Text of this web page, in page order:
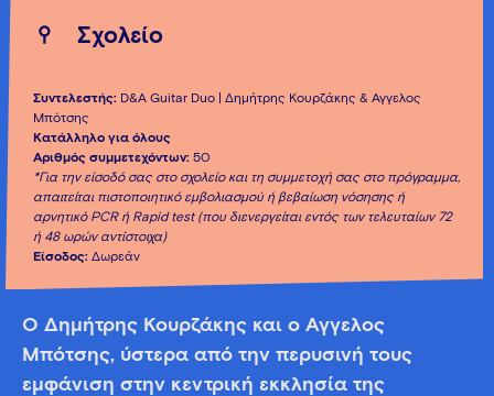
Σχολείο
Συντελεστής: D&A Guitar Duo | Δημήτρης Κουρζάκης & Άγγελος
Μπότσης
Κατάλληλο για όλους
Αριθμός συμμετεχόντων: 50
*Για την είσοδό σας στο σχολείο και τη συμμετοχή σας στο πρόγραμμα,
απαιτείται πιστοποιητικό εμβολιασμού ή βεβαίωση νόσησης ή
αρνητικό PCR ή Rapid test (που διενεργείται εντός των τελευταίων 72
ή 48 ωρών αντίστοιχα)
Είσοδος: Δωρεάν
Ο Δημήτρης Κουρζάκης και ο Άγγελος
Μπότσης, ύστερα από την περυσινή τους
εμφάνιση στην κεντρική εκκλησία της